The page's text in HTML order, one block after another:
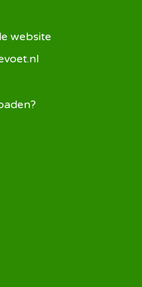
website